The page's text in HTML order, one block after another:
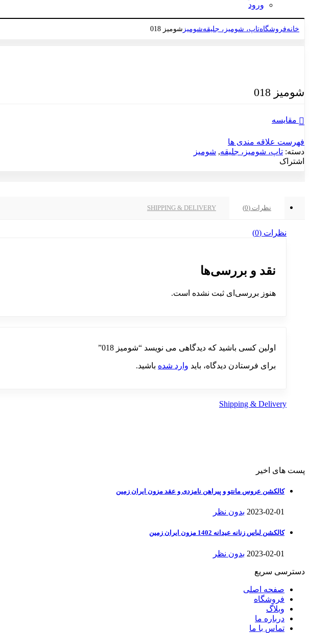
ورود
خانهفروشگاهتاپ، شومیز، جلیقهشومیز شومیز 018
شومیز 018
مقایسه
فهرست علاقه مندی ها
دسته: تاپ، شومیز، جلیقه, شومیز
اشتراک
نظرات (0) SHIPPING & DELIVERY
نظرات (0)
نقد و بررسی‌ها
هنوز بررسی‌ای ثبت نشده است.
اولین کسی باشید که دیدگاهی می نویسد “شومیز 018”
برای فرستادن دیدگاه، باید وارد شده باشید.
Shipping & Delivery
پست های اخیر
کالکشن عروس مانتو و پیراهن نامزدی و عقد مزون ایران زمین
2023-02-01 بدون نظر
کالکشن لباس زنانه عیدانه 1402 مزون ایران زمین
2023-02-01 بدون نظر
دسترسی سریع
صفحه اصلی
فروشگاه
وبلاگ
درباره ما
تماس با ما